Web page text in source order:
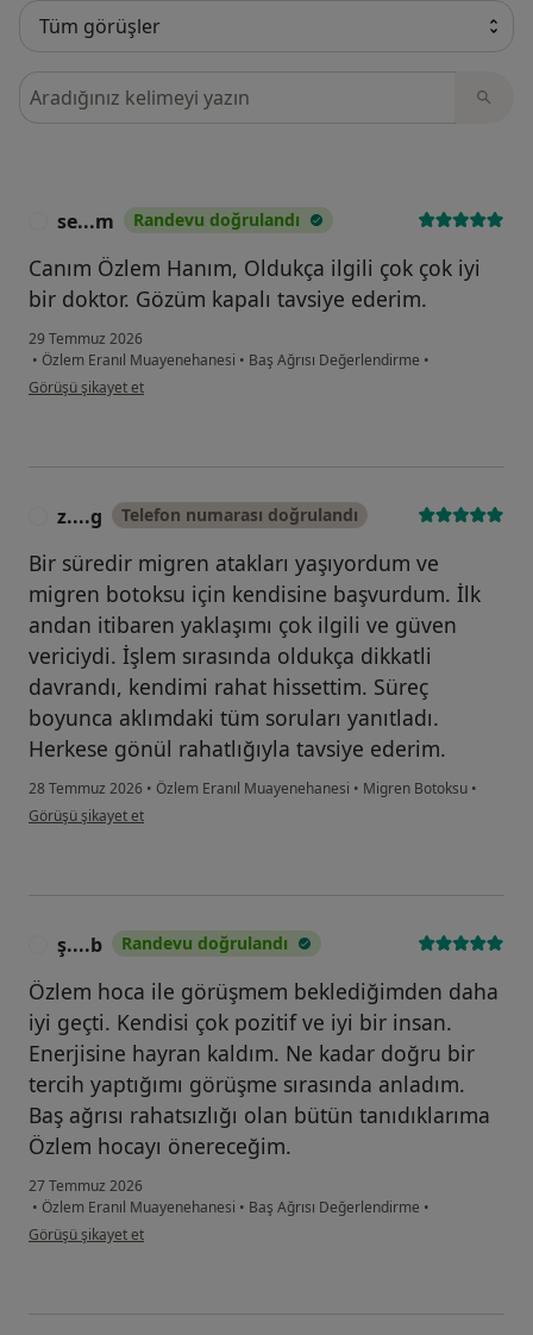
Görüşler içerisinde ara
se...m Randevu doğrulandı
Canım Özlem Hanım, Oldukça ilgili çok çok iyi
bir doktor. Gözüm kapalı tavsiye ederim.
29 Temmuz 2026
• Özlem Eranıl Muayenehanesi • Baş Ağrısı Değerlendirme •
kullanıcının görüşüne göre se...m
Görüşü şikayet et
z....g Telefon numarası doğrulandı
Bir süredir migren atakları yaşıyordum ve
migren botoksu için kendisine başvurdum. İlk
andan itibaren yaklaşımı çok ilgili ve güven
vericiydi. İşlem sırasında oldukça dikkatli
davrandı, kendimi rahat hissettim. Süreç
boyunca aklımdaki tüm soruları yanıtladı.
Herkese gönül rahatlığıyla tavsiye ederim.
28 Temmuz 2026 • Özlem Eranıl Muayenehanesi • Migren Botoksu •
kullanıcının görüşüne göre z....g
Görüşü şikayet et
ş....b Randevu doğrulandı
Özlem hoca ile görüşmem beklediğimden daha
iyi geçti. Kendisi çok pozitif ve iyi bir insan.
Enerjisine hayran kaldım. Ne kadar doğru bir
tercih yaptığımı görüşme sırasında anladım.
Baş ağrısı rahatsızlığı olan bütün tanıdıklarıma
Özlem hocayı önereceğim.
27 Temmuz 2026
• Özlem Eranıl Muayenehanesi • Baş Ağrısı Değerlendirme •
kullanıcının görüşüne göre ş....b
Görüşü şikayet et